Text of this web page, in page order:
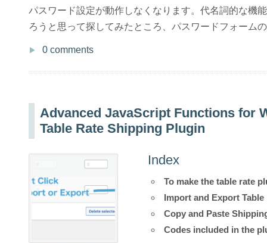
パスワード設定が動作しなくなります。代名詞的な機
ろうと思って探してみたところ、パスワードフォーム
0 comments
Advanced JavaScript Functions for
Table Rate Shipping Plugin
Index
To make the table rate
Import and Export Table
Copy and Paste
Codes included in the